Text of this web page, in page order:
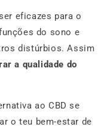
eficazes para o
do sono e
distúrbios. Assim
a qualidade do
ao CBD se
o teu bem-estar de